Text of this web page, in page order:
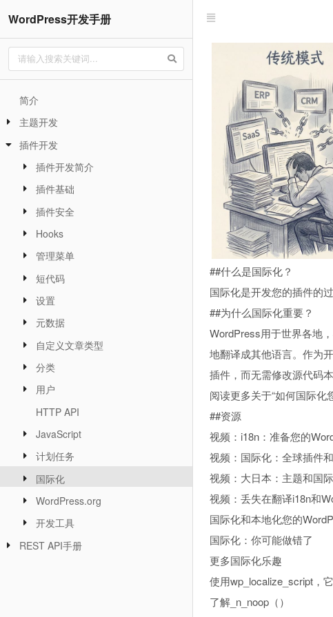
WordPress开发手册
简介
主题开发
插件开发
插件开发简介
插件基础
插件安全
Hooks
管理菜单
短代码
设置
元数据
自定义文章类型
分类
用户
HTTP API
JavaScript
计划任务
国际化
WordPress.org
开发工具
REST API手册
##什么是国际化？
国际化是开发您的插件的
##为什么国际化重要？
WordPress用于世界各地
地翻译成其他语言。作为
插件，而无需修改源代码本
阅读更多关于“如何国际化
##资源
视频：i18n：准备您的
视频：国际化：全球插件
视频：大日本：主题和国
视频：丢失在翻译i18n和
国际化和本地化您的
国际化：你可能做错了
更多国际化乐趣
使用wp_localize_script，
了解_n_noop（）